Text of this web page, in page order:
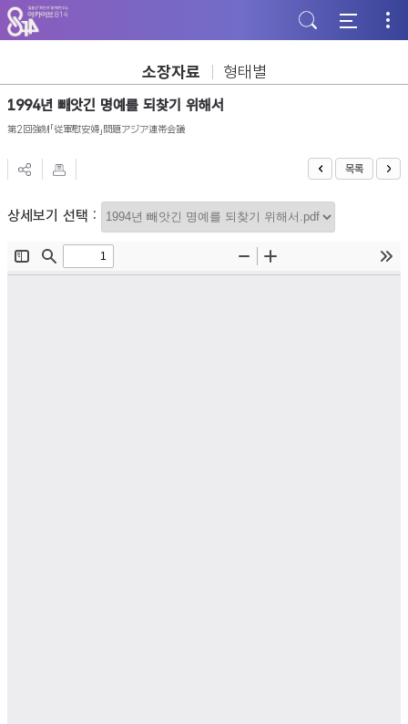
주
메
뉴
가
기
본
문
바
기
하
단
바
기
소장자료 형태별
1994년 빼앗긴 명예를 되찾기 위해서
第2回強制「従軍慰安婦」問題アジア連帯会議
목록
상세보기 선택 :